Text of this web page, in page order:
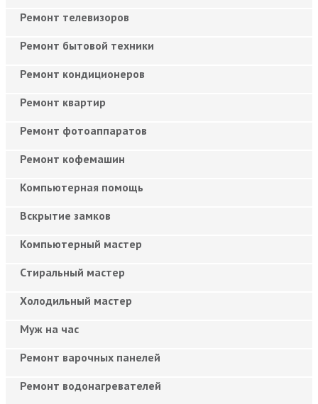
Ремонт телевизоров
Ремонт бытовой техники
Ремонт кондиционеров
Ремонт квартир
Ремонт фотоаппаратов
Ремонт кофемашин
Компьютерная помощь
Вскрытие замков
Компьютерный мастер
Cтиральный мастер
Холодильный мастер
Муж на час
Ремонт варочных панелей
Ремонт водонагревателей